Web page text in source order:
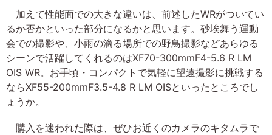
加えて性能面での大きな違いは、前述したWRがついてい
るか否かといった部分になるかと思います。砂埃舞う運動
会での撮影や、小雨の滴る場所での野鳥撮影などあらゆる
シーンで活躍してくれるのはXF70-300mmF4-5.6 R LM
OIS WR。お手頃・コンパクトで気軽に望遠撮影に挑戦する
ならXF55-200mmF3.5-4.8 R LM OISといったところでし
ょうか。
購入を迷われた際は、ぜひお近くのカメラのキタムラで